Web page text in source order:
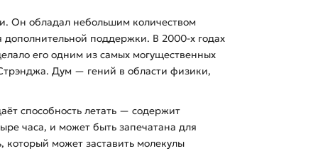
Он обладал небольшим количеством
дополнительной поддержки. В 2000-х годах
его одним из самых могущественных
Дум — гений в области физики,
способность летать — содержит
часа, и может быть запечатана для
может заставить молекулы